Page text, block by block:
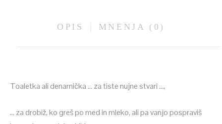
OPIS MNENJA (0)
Toaletka ali denarnička … za tiste nujne stvari …,
… za drobiž, ko greš po med in mleko, ali pa vanjo pospraviš